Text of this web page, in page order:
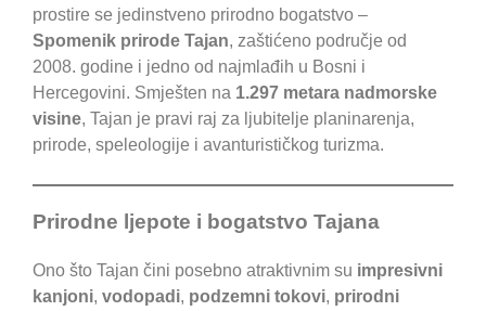
prostire se jedinstveno prirodno bogatstvo –
Spomenik prirode Tajan, zaštićeno područje od
2008. godine i jedno od najmlađih u Bosni i
Hercegovini. Smješten na 1.297 metara nadmorske
visine, Tajan je pravi raj za ljubitelje planinarenja,
prirode, speleologije i avanturističkog turizma.
Prirodne ljepote i bogatstvo Tajana
Ono što Tajan čini posebno atraktivnim su impresivni
kanjoni, vodopadi, podzemni tokovi, prirodni